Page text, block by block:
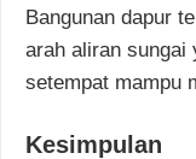
Bangunan dapur
arah aliran sungai
setempat mampu
Kesimpulan